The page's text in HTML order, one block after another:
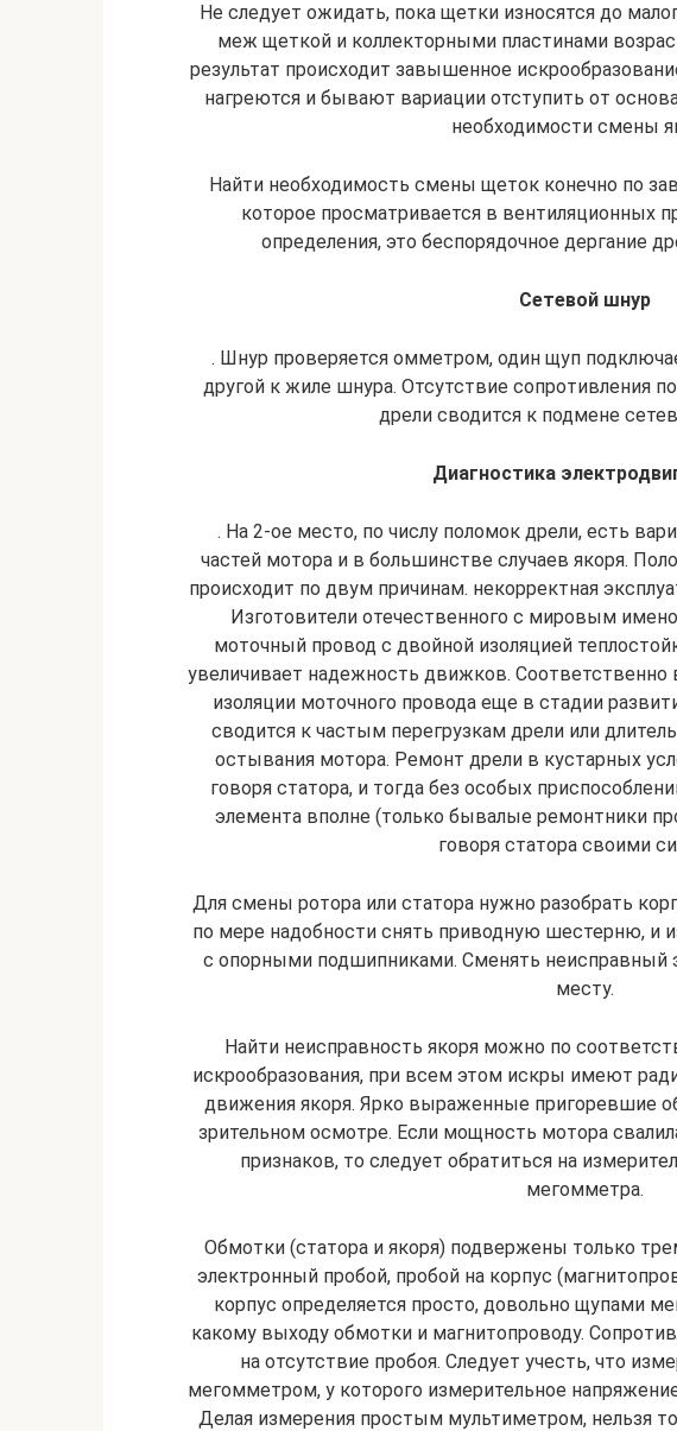
Не следует ожидать, пока щетки износятся до
меж щеткой и коллекторными пластинами
результат происходит завышенное
нагреются и бывают вариации отступить от
необходимости смены
Найти необходимость смены щеток конечно по
которое просматривается в вентиляционных
определения, это беспорядочное дергание
Сетевой шнур
. Шнур проверяется омметром, один щуп
другой к жиле шнура. Отсутствие сопротивления
дрели сводится к подмене
Диагностика
. На 2-ое место, по числу поломок дрели, есть
частей мотора и в большинстве случаев якоря.
происходит по двум причинам. некорректная
Изготовители отечественного с мировым
моточный провод с двойной изоляцией
увеличивает надежность движков.
изоляции моточного провода еще в стадии
сводится к частым перегрузкам дрели или
остывания мотора. Ремонт дрели в кустарных
говоря статора, и тогда без особых
элемента вполне (только бывалые ремонтники
говоря статора своими
Для смены ротора или статора нужно разобрать
по мере надобности снять приводную шестерню, и
с опорными подшипниками. Сменять неисправный
месту.
Найти неисправность якоря можно по
искрообразования, при всем этом искры имеют
движения якоря. Ярко выраженные пригоревшие
зрительном осмотре. Если мощность мотора
признаков, то следует обратиться на
мегомметра.
Обмотки (статора и якоря) подвержены только
электронный пробой, пробой на корпус
корпус определяется просто, довольно щупами
какому выходу обмотки и магнитопроводу.
на отсутствие пробоя. Следует учесть, что
мегомметром, у которого измерительное
Делая измерения простым мультиметром, нельзя